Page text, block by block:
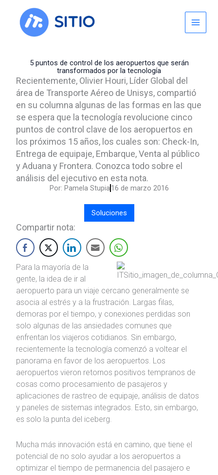
content
5 puntos de control de los aeropuertos que serán
transformados por la tecnología
Recientemente, Olivier Houri, Líder Global del
área de Transporte Aéreo de Unisys, compartió
en su columna algunas de las formas en las que
se espera que la tecnología revolucione cinco
puntos de control clave de los aeropuertos en
los próximos 15 años, los cuales son: Check-In,
Entrega de equipaje, Embarque, Venta al público
y Aduana y Frontera. Conozca todo sobre el
análisis del ejecutivo en esta nota.
Por: Pamela Stupia16 de marzo 2016
Soluciones
Compartir nota:
Para la mayoría de la
gente, la idea de ir al
aeropuerto para un viaje cercano generalmente se
asocia al estrés y a la frustración. Largas filas,
demoras por el tiempo, y conexiones perdidas son
solo algunas de las ansiedades comunes que
enfrentan los viajeros cotidianos. Sin embargo,
recientemente la tecnología comenzó a voltear el
panorama en favor de los aeropuertos. Los
aeropuertos vieron retornos positivos tempranos de
cosas como procesamiento de pasajeros y
aplicaciones de rastreo de equipaje, análisis de datos
y paneles de sistemas integrados. Esto, sin embargo,
es solo la punta del iceberg.
Mucha más innovación está en camino, que tiene el
potencial de no solo ayudar a los aeropuertos a
optimizar el tiempo de permanencia del pasajero e